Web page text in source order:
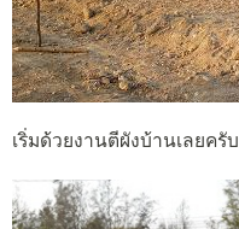
เริ่มด้วยงานตีผังบ้านเลยครับ